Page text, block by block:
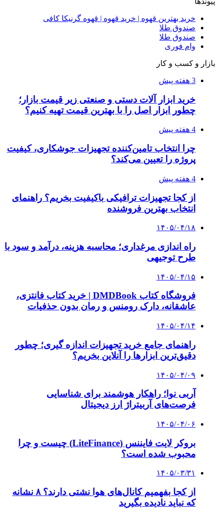
۱۴۰۵/۰۴/۰۹
آربی نوا؛ راهکار هوشمند برای شناسایی
فرصت‌های آربیتراژ ارز دیجیتال
۱۴۰۵/۰۴/۰۶
محبوب شده است؟
۱۴۰۵/۰۳/۳۱
که نباید نادیده بگیرید
۱۴۰۵/۰۳/۲۸
چرا بسیاری از کسب‌وکارها بدون ثبت شرکت
نمی‌توانند با سازمان‌ها و شرکت‌های بزرگ همکاری
کنند؟
دکمه بازگشت به بالا